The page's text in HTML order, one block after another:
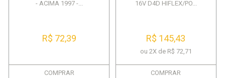
- ACIMA 1997 -...
R$ 72,39
COMPRAR
16V D4D HIFLEX/PO...
R$ 145,43
ou 2X de R$ 72,71
COMPRAR